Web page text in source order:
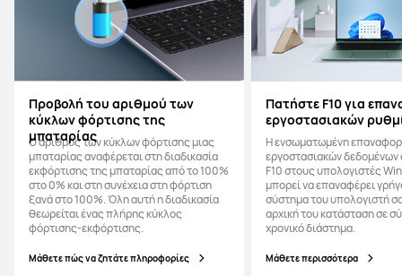
Προβολή του αριθμού των
κύκλων φόρτισης της
μπαταρίας
Ο αριθμός των κύκλων φόρτισης μιας
μπαταρίας αναφέρεται στη διαδικασία
εκφόρτισης της μπαταρίας από το 100%
στο 0% και στη συνέχεια στη φόρτιση
ξανά στο 100%. Όλη αυτή η διαδικασία
θεωρείται ένας πλήρης κύκλος
φόρτισης-εκφόρτισης.
Μάθετε πώς να ζητάτε πληροφορίες
Πατήστε F10 για
εργοστασιακών
Η ενσωματωμένη
εργοστασιακών
F10 στους υπολογιστές
μπορεί να επαναφέρει
σύστημα του υπολογιστή
αρχική του κατάσταση σε
χρονικό διάστημα.
Μάθετε περισσότερα